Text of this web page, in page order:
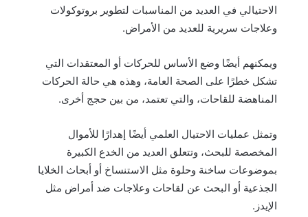
الاحتيالي في العديد من المناسبات لتطوير بروتوكولات
وعلاجات سريرية للعديد من الأمراض.
ويمكنهم أيضًا وضع الأساس للحركات أو المعتقدات التي
تشكل خطرًا على الصحة العامة، وهذه هي حالة الحركات
المناهضة للقاحات، والتي تعتمد، من بين حجج أخرى.
وتمثل عمليات الاحتيال العلمي أيضًا إهدارًا للأموال
المخصصة للبحث، وتتعلق العديد من الخدع الكبيرة
بموضوعات ساخنة وحلوة مثل الاستنساخ أو أبحاث الخلايا
الجذعية أو البحث عن لقاحات وعلاجات ضد أمراض مثل
الإيدز.